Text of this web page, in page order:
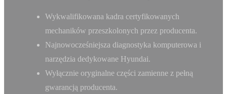
Wykwalifikowana kadra certyfikowanych
mechaników przeszkolonych przez producenta.
Najnowocześniejsza diagnostyka komputerowa i
narzędzia dedykowane Hyundai.
Wyłącznie oryginalne części zamienne z pełną
gwarancją producenta.